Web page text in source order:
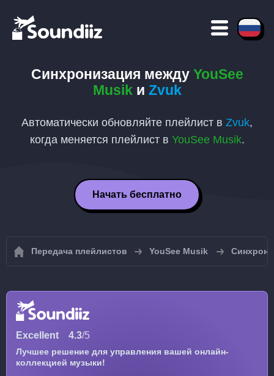
Синхронизация между YouSee
Musik и Zvuk
Автоматически обновляйте плейлист в Zvuk,
когда меняется плейлист в YouSee Musik.
Начать бесплатно
Передача плейлистов YouSee Musik
Excellent 4.3/5
Лучшее решение для управления вашей онлайн-
коллекцией музыки!